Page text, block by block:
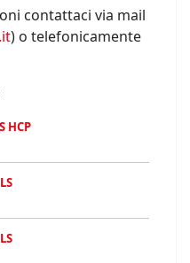
contattaci via mail
) o telefonicamente
HCP